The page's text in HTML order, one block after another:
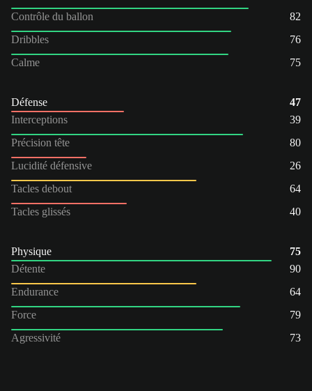
Contrôle du ballon
82
Dribbles
76
Calme
75
Défense
47
Interceptions
39
Précision tête
80
Lucidité défensive
26
Tacles debout
64
Tacles glissés
40
Physique
75
Détente
90
Endurance
64
Force
79
Agressivité
73